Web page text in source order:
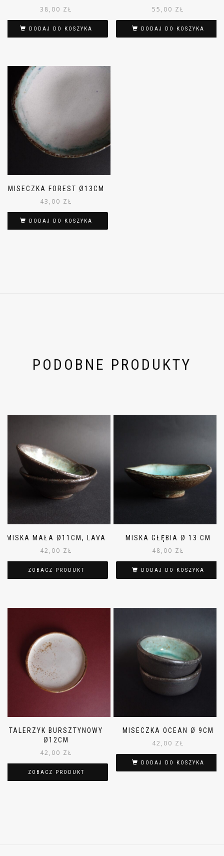
38,00 ZŁ
DODAJ DO KOSZYKA
55,00 ZŁ
DODAJ DO KOSZYKA
MISECZKA FOREST Ø13CM
43,00 ZŁ
DODAJ DO KOSZYKA
PODOBNE PRODUKTY
MISKA MAŁA Ø11CM, LAVA
42,00 ZŁ
ZOBACZ PRODUKT
MISKA GŁĘBIA Ø 13 CM
48,00 ZŁ
DODAJ DO KOSZYKA
TALERZYK BURSZTYNOWY
Ø12CM
42,00 ZŁ
ZOBACZ PRODUKT
MISECZKA OCEAN Ø 9CM
42,00 ZŁ
DODAJ DO KOSZYKA